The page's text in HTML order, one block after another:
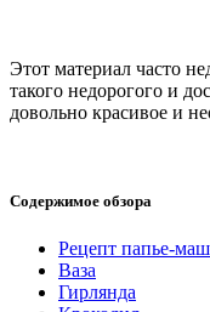
Этот материал часто
такого недорогого и
довольно красивое и
Содержимое обзора
Рецепт папье-
Ваза
Гирлянда